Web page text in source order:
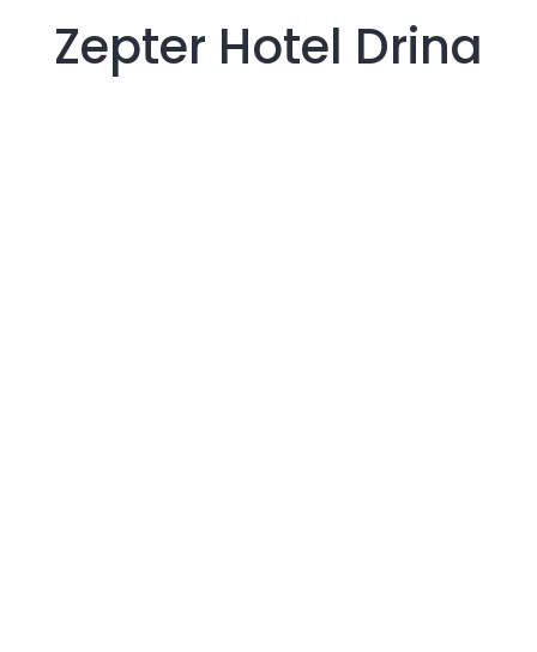
Zepter Hotel Drina